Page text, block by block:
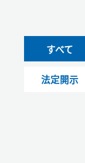
すべて
法定開示